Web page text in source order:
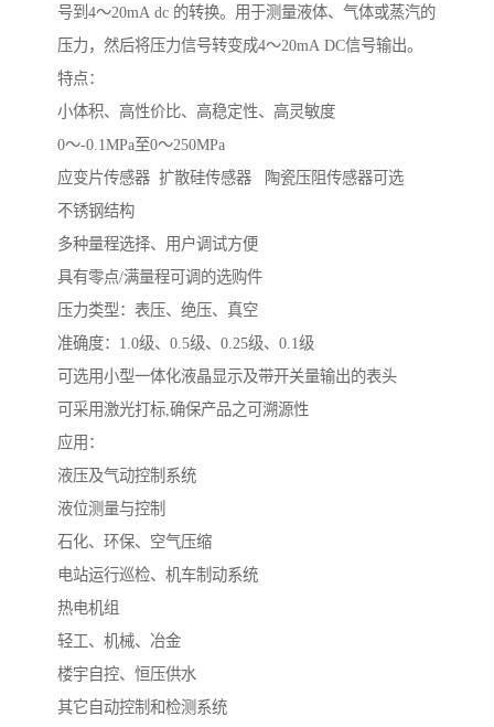
号到4～20mA dc 的转换。用于测量液体、气体或蒸汽的
压力，然后将压力信号转变成4～20mA DC信号输出。
特点：
小体积、高性价比、高稳定性、高灵敏度
0～-0.1MPa至0～250MPa
应变片传感器 扩散硅传感器 陶瓷压阻传感器可选
不锈钢结构
多种量程选择、用户调试方便
具有零点/满量程可调的选购件
压力类型：表压、绝压、真空
准确度：1.0级、0.5级、0.25级、0.1级
可选用小型一体化液晶显示及带开关量输出的表头
可采用激光打标,确保产品之可溯源性
应用：
液压及气动控制系统
液位测量与控制
石化、环保、空气压缩
电站运行巡检、机车制动系统
热电机组
轻工、机械、冶金
楼宇自控、恒压供水
其它自动控制和检测系统